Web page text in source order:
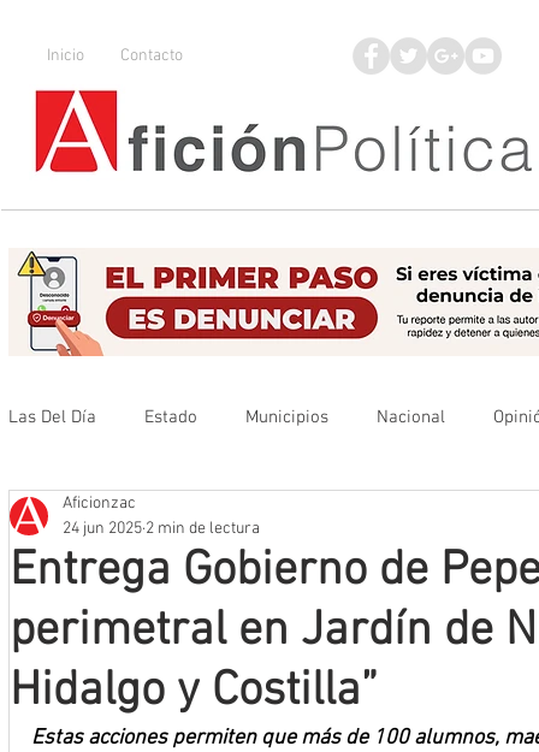
Inicio Contacto
Las Del Día Estado Municipios Nacional
Que no se olvide
Mineros LNBP
Entrega Gobierno de
perimetral en Jardín de
Hidalgo y Costilla”
Aficionzac
24 jun 2025 2 min de lectura
Estas acciones permiten que más de 100 alumnos,